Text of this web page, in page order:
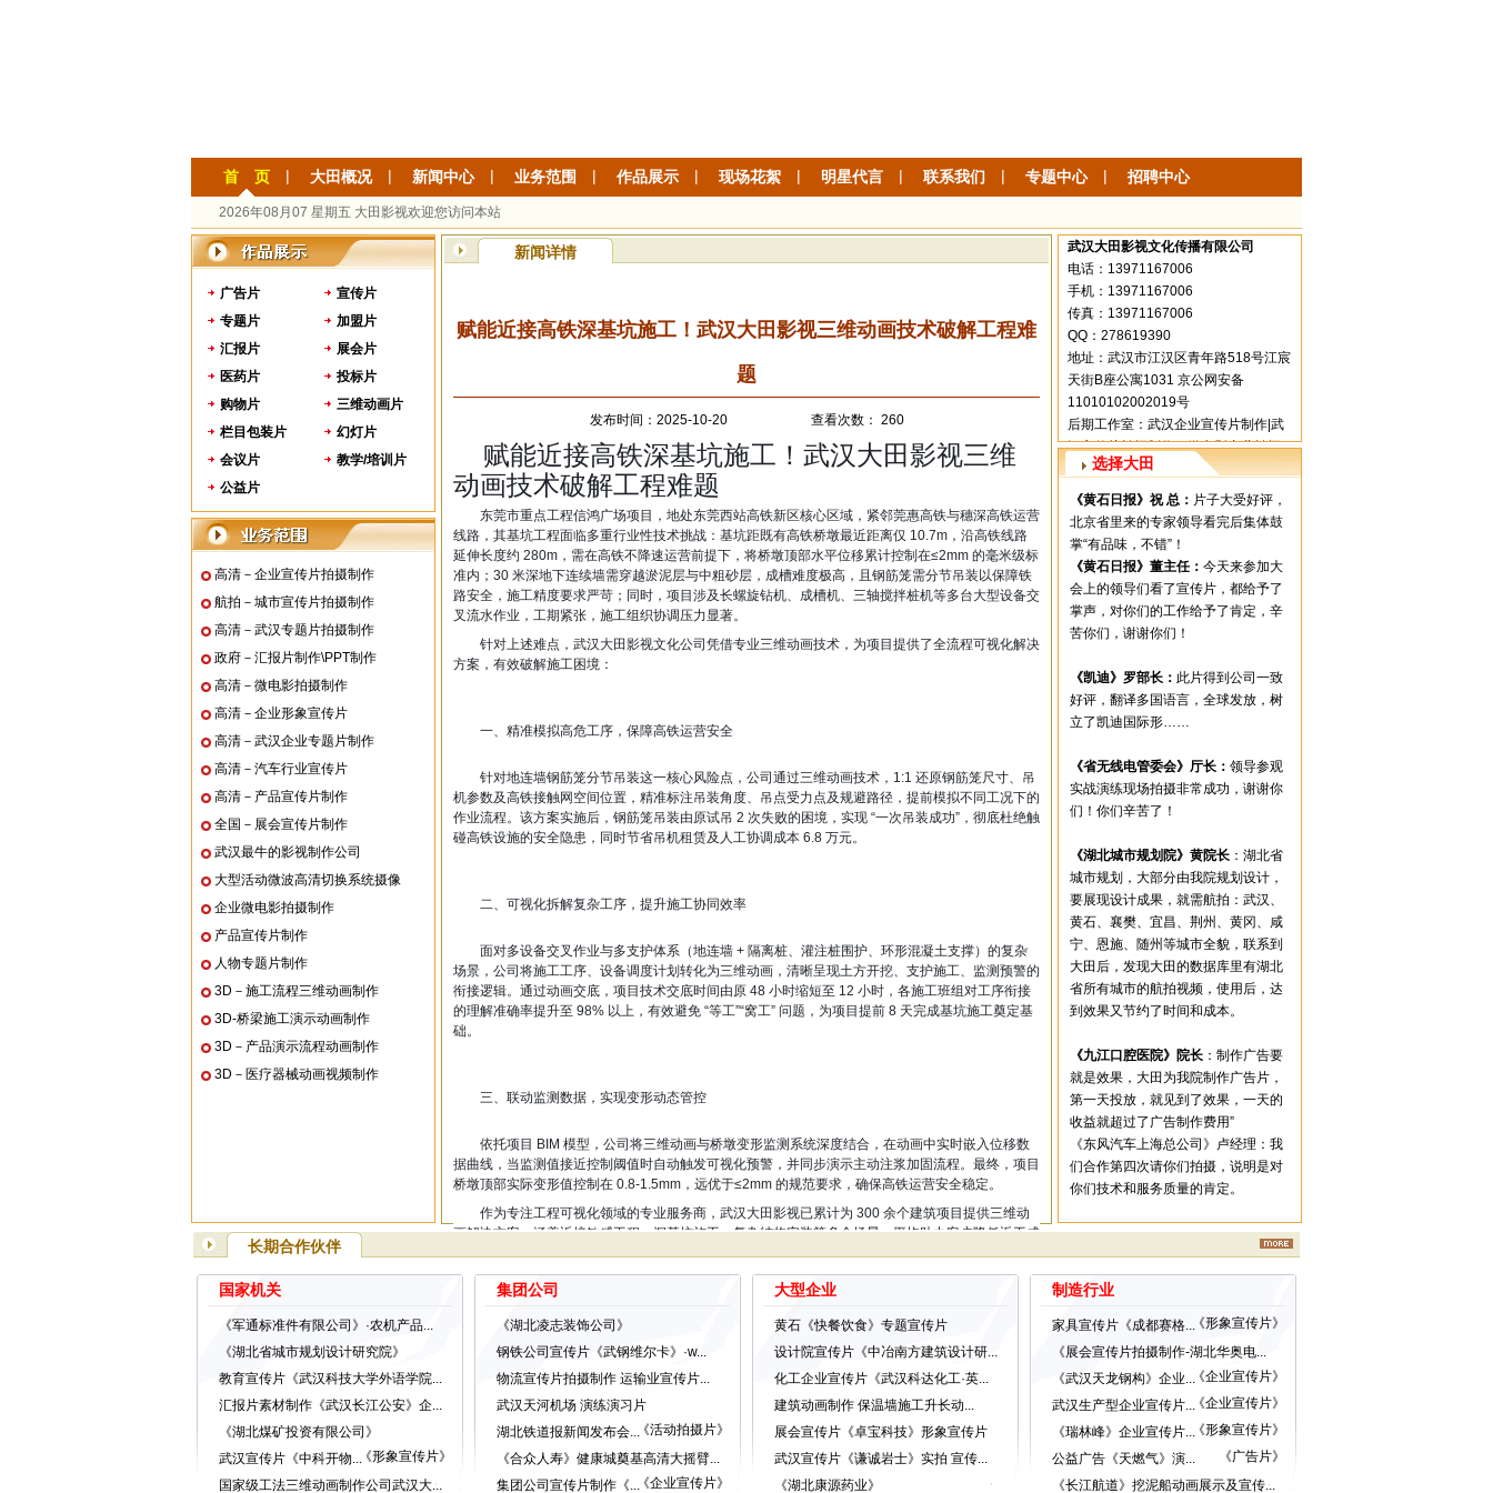
首 页 | 大田概况 | 新闻中心 | 业务范围 | 作品展示 | 现场花絮 | 明星代言 | 联系我们 | 专题中心 | 招聘中心
2026年08月07 星期五 大田影视欢迎您访问本站
广告片
宣传片
专题片
加盟片
汇报片
展会片
医药片
投标片
购物片
三维动画片
栏目包装片
幻灯片
会议片
教学/培训片
公益片
高清－企业宣传片拍摄制作
航拍－城市宣传片拍摄制作
高清－武汉专题片拍摄制作
政府－汇报片制作\PPT制作
高清－微电影拍摄制作
高清－企业形象宣传片
高清－武汉企业专题片制作
高清－汽车行业宣传片
高清－产品宣传片制作
全国－展会宣传片制作
武汉最牛的影视制作公司
大型活动微波高清切换系统摄像
企业微电影拍摄制作
产品宣传片制作
人物专题片制作
3D－施工流程三维动画制作
3D-桥梁施工演示动画制作
3D－产品演示流程动画制作
3D－医疗器械动画视频制作
新闻详情
赋能近接高铁深基坑施工！武汉大田影视三维动画技术破解工程难
题
发布时间：2025-10-20 查看次数： 260
赋能近接高铁深基坑施工！武汉大田影视三维
动画技术破解工程难题
东莞市重点工程信鸿广场项目，地处东莞西站高铁新区核心区域，紧邻莞惠高铁与穗深高铁运营
线路，其基坑工程面临多重行业性技术挑战：基坑距既有高铁桥墩最近距离仅 10.7m，沿高铁线路
延伸长度约 280m，需在高铁不降速运营前提下，将桥墩顶部水平位移累计控制在≤2mm 的毫米级标
准内；30 米深地下连续墙需穿越淤泥层与中粗砂层，成槽难度极高，且钢筋笼需分节吊装以保障铁
路安全，施工精度要求严苛；同时，项目涉及长螺旋钻机、成槽机、三轴搅拌桩机等多台大型设备交
叉流水作业，工期紧张，施工组织协调压力显著。
针对上述难点，武汉大田影视文化公司凭借专业三维动画技术，为项目提供了全流程可视化解决
方案，有效破解施工困境：
一、精准模拟高危工序，保障高铁运营安全
针对地连墙钢筋笼分节吊装这一核心风险点，公司通过三维动画技术，1:1 还原钢筋笼尺寸、吊
机参数及高铁接触网空间位置，精准标注吊装角度、吊点受力点及规避路径，提前模拟不同工况下的
作业流程。该方案实施后，钢筋笼吊装由原试吊 2 次失败的困境，实现 “一次吊装成功”，彻底杜绝触
碰高铁设施的安全隐患，同时节省吊机租赁及人工协调成本 6.8 万元。
二、可视化拆解复杂工序，提升施工协同效率
面对多设备交叉作业与多支护体系（地连墙 + 隔离桩、灌注桩围护、环形混凝土支撑）的复杂
场景，公司将施工工序、设备调度计划转化为三维动画，清晰呈现土方开挖、支护施工、监测预警的
衔接逻辑。通过动画交底，项目技术交底时间由原 48 小时缩短至 12 小时，各施工班组对工序衔接
的理解准确率提升至 98% 以上，有效避免 “等工”“窝工” 问题，为项目提前 8 天完成基坑施工奠定基
础。
三、联动监测数据，实现变形动态管控
依托项目 BIM 模型，公司将三维动画与桥墩变形监测系统深度结合，在动画中实时嵌入位移数
据曲线，当监测值接近控制阈值时自动触发可视化预警，并同步演示主动注浆加固流程。最终，项目
桥墩顶部实际变形值控制在 0.8-1.5mm，远优于≤2mm 的规范要求，确保高铁运营安全稳定。
作为专注工程可视化领域的专业服务商，武汉大田影视已累计为 300 余个建筑项目提供三维动
画解决方案，涵盖近接敏感工程、深基坑施工、复杂结构安装等多个场景，平均助力客户降低返工成
本 15-30 万元，缩短工期 5-12 天。
若您的项目面临近接施工、高精度控制、多工序协同等难题，武汉大田影视可提供定制化三维动
画服务，以可视化技术赋能工程安全、效率与成本管控，助力项目高质量推进。
合作通道】
官网： www.dtysgs.com
武汉大田影视文化传播有限公司
电话：13971167006
手机：13971167006
传真：13971167006
QQ：278619390
地址：武汉市江汉区青年路518号江宸
天街B座公寓1031 京公网安备
11010102002019号
后期工作室：武汉企业宣传片制作|武
汉宣传片拍摄制作｜微电影专业拍摄
制作|企业形象片制作|高清城市宣传片|
企业专题片|企业专题片制作｜汇报片
制作｜三维动画制作|机械动画制作|投
标动画宣传片|高清宣传片拍摄制作|宣
传片制作费用|微电影拍摄制作费用
选择大田
《黄石日报》祝 总： 片子大受好评，
北京省里来的专家领导看完后集体鼓
掌“有品味，不错”！
《黄石日报》董主任： 今天来参加大
会上的领导们看了宣传片，都给予了
掌声，对你们的工作给予了肯定，辛
苦你们，谢谢你们！
《凯迪》罗部长： 此片得到公司一致
好评，翻译多国语言，全球发放，树
立了凯迪国际形……
《省无线电管委会》厅长： 领导参观
实战演练现场拍摄非常成功，谢谢你
们！你们辛苦了！
《湖北城市规划院》黄院长 ：湖北省
城市规划，大部分由我院规划设计，
要展现设计成果，就需航拍：武汉、
黄石、襄樊、宜昌、荆州、黄冈、咸
宁、恩施、随州等城市全貌，联系到
大田后，发现大田的数据库里有湖北
省所有城市的航拍视频，使用后，达
到效果又节约了时间和成本。
《九江口腔医院》院长 ：制作广告要
就是效果，大田为我院制作广告片，
第一天投放，就见到了效果，一天的
收益就超过了广告制作费用”
《东风汽车上海总公司》卢经理：我
们合作第四次请你们拍摄，说明是对
你们技术和服务质量的肯定。
长期合作伙伴
国家机关
《军通标准件有限公司》·农机产品...
《湖北省城市规划设计研究院》
教育宣传片《武汉科技大学外语学院...
汇报片素材制作《武汉长江公安》企...
《湖北煤矿投资有限公司》
武汉宣传片《中科开物... 《形象宣传片》
国家级工法三维动画制作公司武汉大...
集团公司
《湖北凌志装饰公司》
钢铁公司宣传片《武钢维尔卡》·w...
物流宣传片拍摄制作 运输业宣传片...
武汉天河机场 演练演习片
湖北铁道报新闻发布会... 《活动拍摄片》
《合众人寿》健康城奠基高清大摇臂...
集团公司宣传片制作《... 《企业宣传片》
大型企业
黄石《快餐饮食》专题宣传片
设计院宣传片《中冶南方建筑设计研...
化工企业宣传片《武汉科达化工·英...
建筑动画制作 保温墙施工升长动...
展会宣传片《卓宝科技》形象宣传片
武汉宣传片《谦诚岩士》实拍 宣传...
《湖北康源药业》
制造行业
家具宣传片《成都赛格... 《形象宣传片》
《展会宣传片拍摄制作-湖北华奥电...
《武汉天龙钢构》企业... 《企业宣传片》
武汉生产型企业宣传片... 《企业宣传片》
《瑞林峰》企业宣传片... 《形象宣传片》
公益广告《天燃气》演...
《广告片》
《长江航道》挖泥船动画展示及宣传...